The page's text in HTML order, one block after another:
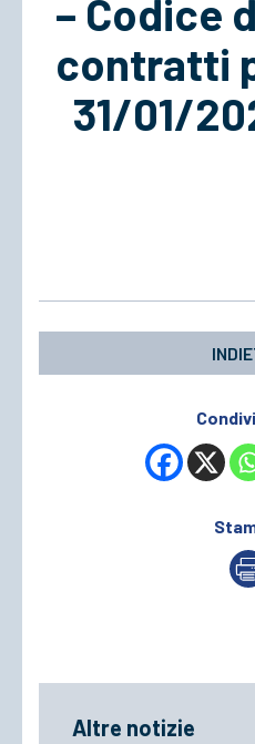
– Codice
contratti
31/01/
Altre notizie